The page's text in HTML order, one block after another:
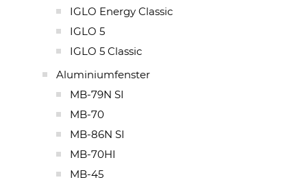
IGLO Energy Classic
IGLO 5
IGLO 5 Classic
Aluminiumfenster
MB-79N SI
MB-70
MB-86N SI
MB-70HI
MB-45